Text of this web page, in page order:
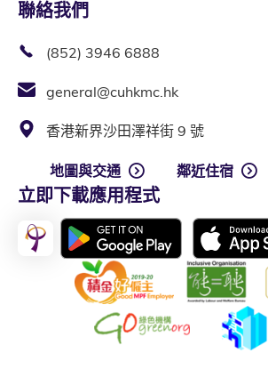
聯絡我們
(852) 3946 6888
general@cuhkmc.hk
香港新界沙田澤祥街 9 號
地圖與交通 鄰近住宿
立即下載應用程式